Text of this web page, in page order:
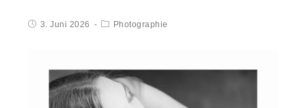
3. Juni 2026 Photographie